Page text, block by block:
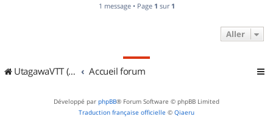
1 message • Page 1 sur 1
Aller
UtagawaVTT (Randos VTT et VTTAE avec traces GPS) Accueil forum
Développé par phpBB® Forum Software © phpBB Limited
Traduction française officielle © Qiaeru